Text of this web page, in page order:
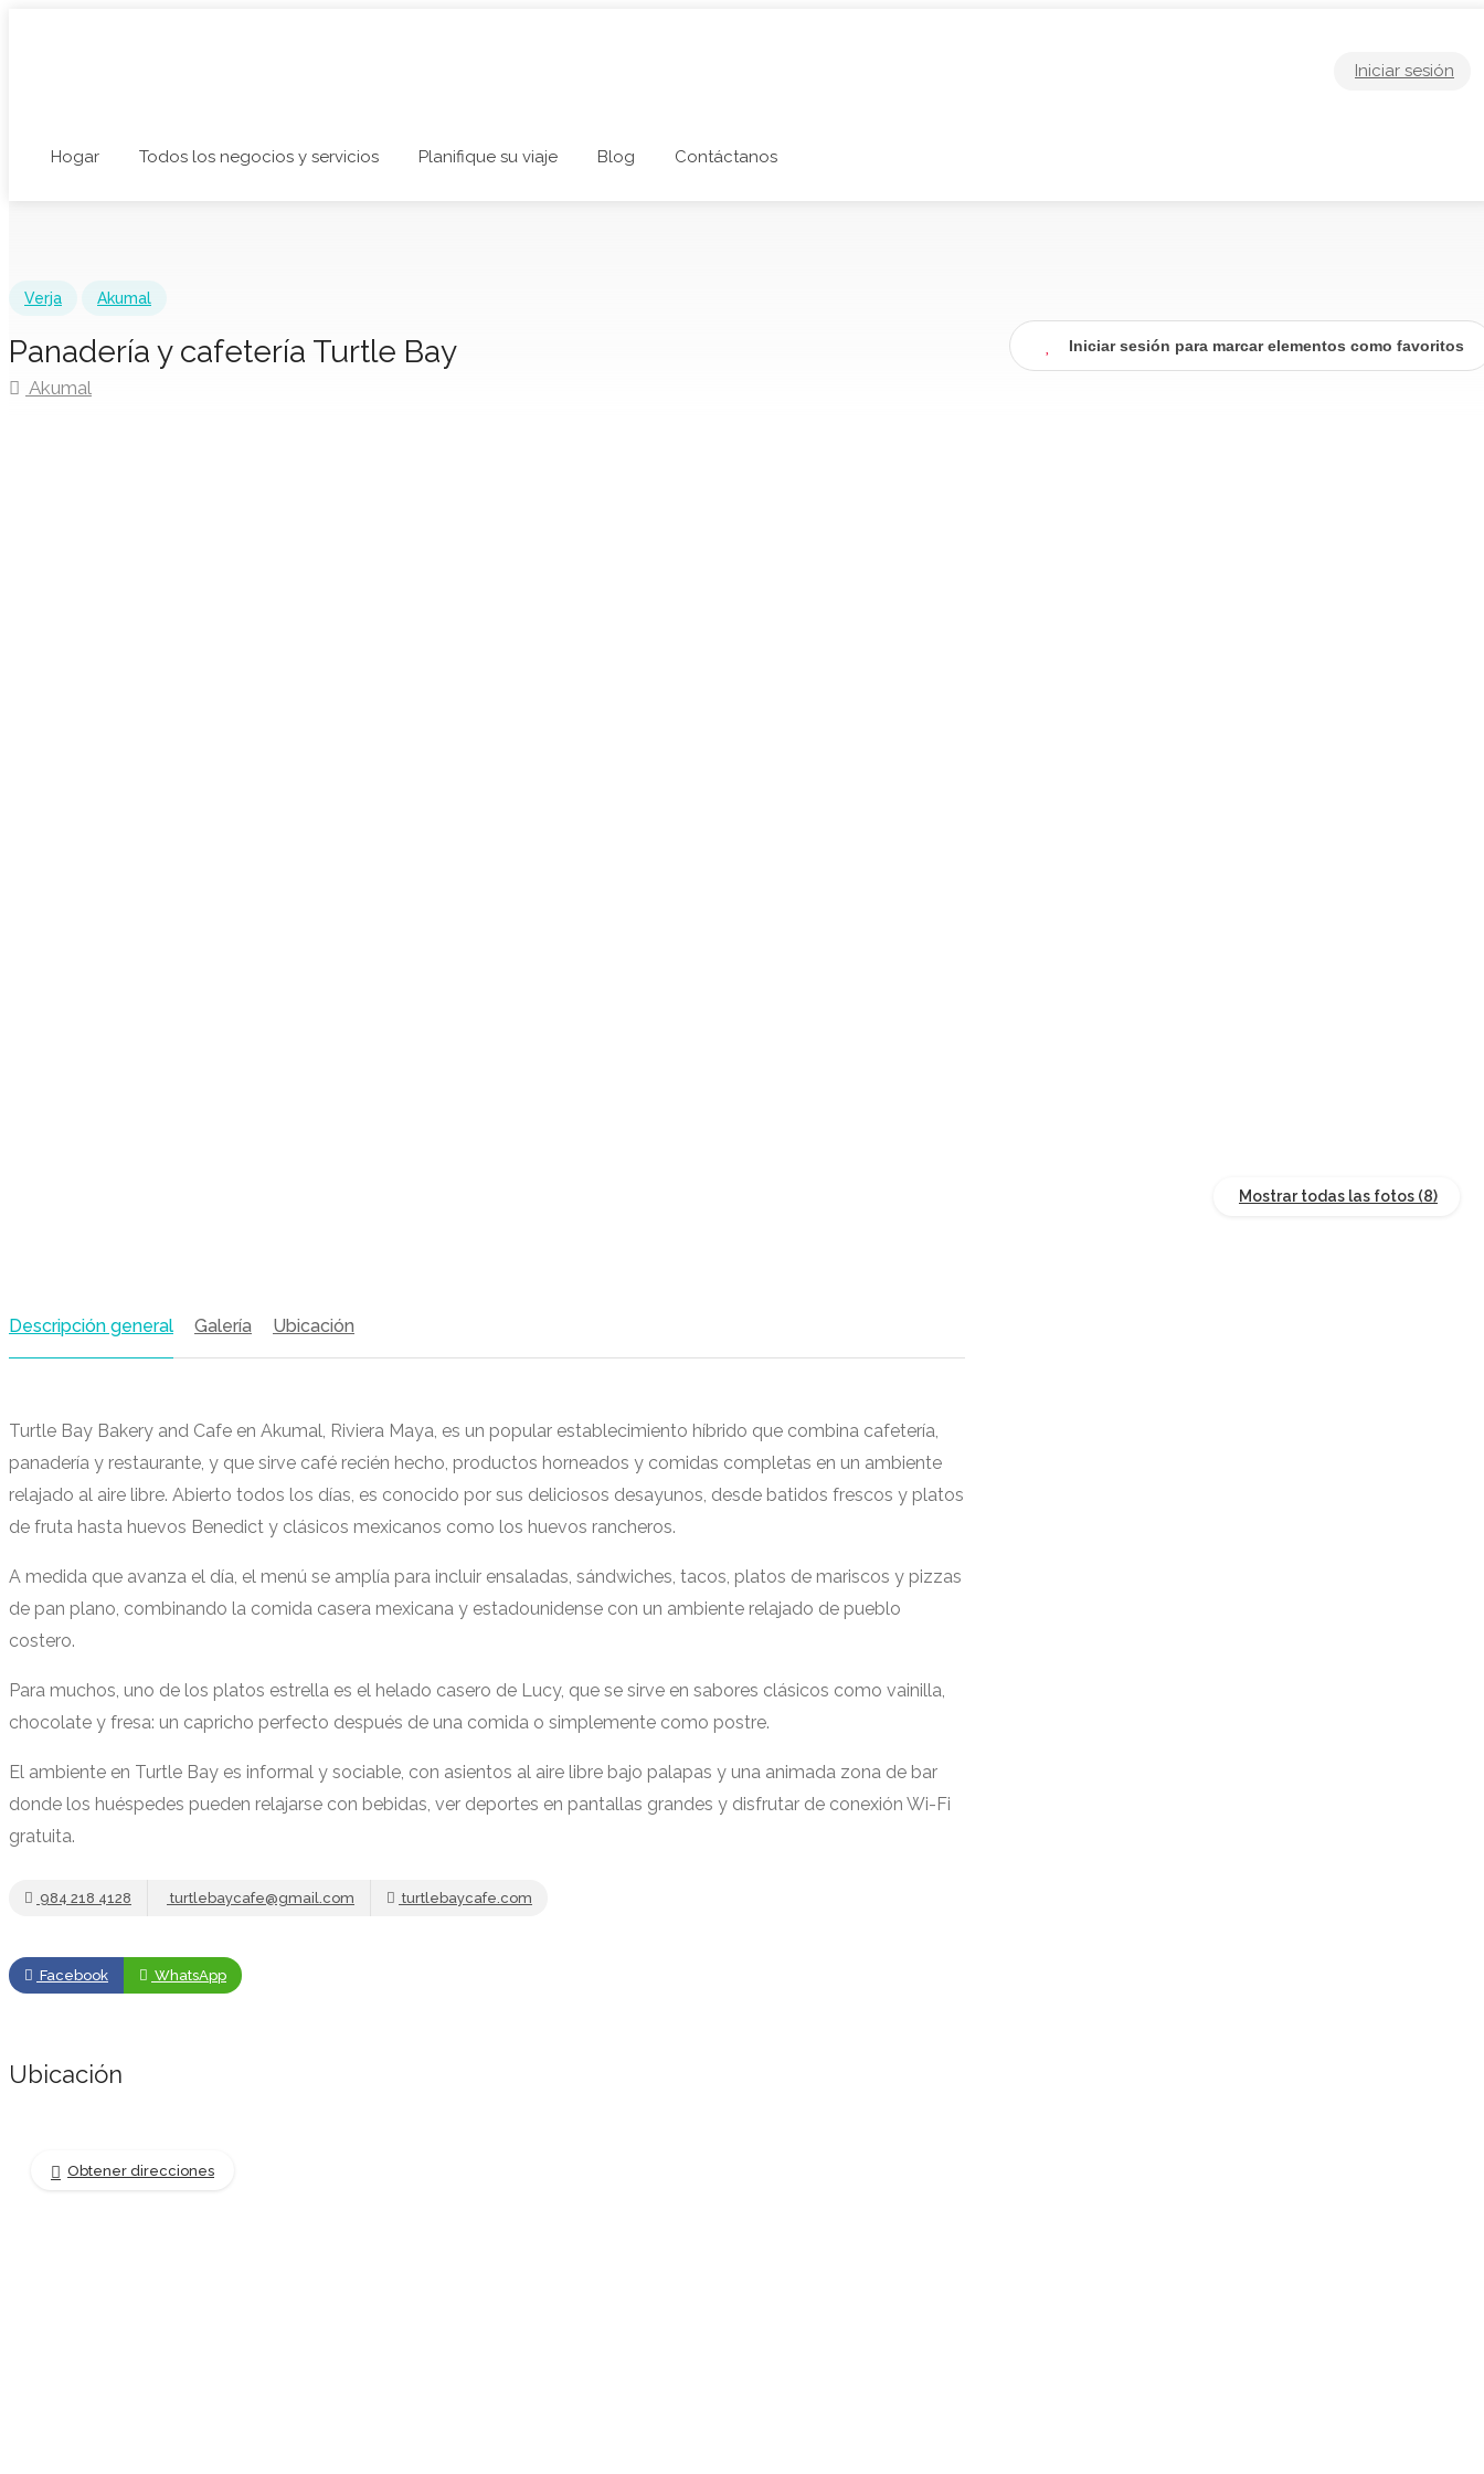
Hogar Todos los negocios y servicios Planifique su viaje Blog Contáctanos
Iniciar sesión
Verja Akumal
Panadería y cafetería Turtle Bay
Akumal
Iniciar sesión para marcar elementos como favoritos
Mostrar todas las fotos
Descripción general Galería Ubicación
Turtle Bay Bakery and Cafe en Akumal, Riviera Maya, es un popular establecimiento híbrido que combina cafetería,
panadería y restaurante, y que sirve café recién hecho, productos horneados y comidas completas en un ambiente
relajado al aire libre. Abierto todos los días, es conocido por sus deliciosos desayunos, desde batidos frescos y platos
de fruta hasta huevos Benedict y clásicos mexicanos como los huevos rancheros.
A medida que avanza el día, el menú se amplía para incluir ensaladas, sándwiches, tacos, platos de mariscos y pizzas
de pan plano, combinando la comida casera mexicana y estadounidense con un ambiente relajado de pueblo
costero.
Para muchos, uno de los platos estrella es el helado casero de Lucy, que se sirve en sabores clásicos como vainilla,
chocolate y fresa: un capricho perfecto después de una comida o simplemente como postre.
El ambiente en Turtle Bay es informal y sociable, con asientos al aire libre bajo palapas y una animada zona de bar
donde los huéspedes pueden relajarse con bebidas, ver deportes en pantallas grandes y disfrutar de conexión Wi-Fi
gratuita.
984 218 4128 turtlebaycafe@gmail.com turtlebaycafe.com
Facebook WhatsApp
Ubicación
Obtener direcciones